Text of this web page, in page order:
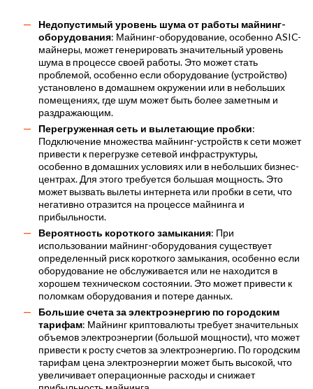
Недопустимый уровень шума от работы майнинг-
оборудования: Майнинг-оборудование, особенно ASIC-
майнеры, может генерировать значительный уровень
шума в процессе своей работы. Это может стать
проблемой, особенно если оборудование (устройство)
установлено в домашнем окружении или в небольших
помещениях, где шум может быть более заметным и
раздражающим.
Перегруженная сеть и вылетающие пробки:
Подключение множества майнинг-устройств к сети может
привести к перегрузке сетевой инфраструктуры,
особенно в домашних условиях или в небольших бизнес-
центрах. Для этого требуется большая мощность. Это
может вызвать вылеты интернета или пробки в сети, что
негативно отразится на процессе майнинга и
прибыльности.
Вероятность короткого замыкания: При
использовании майнинг-оборудования существует
определенный риск короткого замыкания, особенно если
оборудование не обслуживается или не находится в
хорошем техническом состоянии. Это может привести к
поломкам оборудования и потере данных.
Большие счета за электроэнергию по городским
тарифам: Майнинг криптовалюты требует значительных
объемов электроэнергии (большой мощности), что может
привести к росту счетов за электроэнергию. По городским
тарифам цена электроэнергии может быть высокой, что
увеличивает операционные расходы и снижает